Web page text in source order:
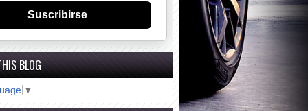
Suscribirse
BLOG
▼